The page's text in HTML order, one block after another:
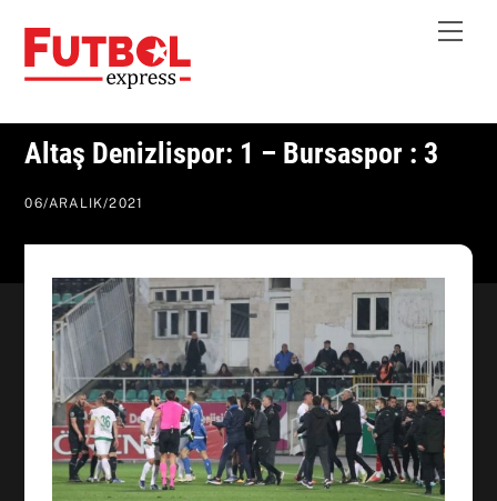
content
Altaş Denizlispor: 1 – Bursaspor : 3
06/ARALIK/2021